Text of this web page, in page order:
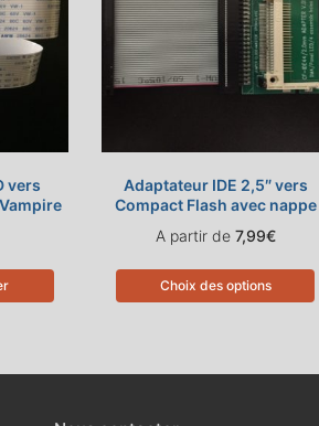
vers
Adaptateur IDE 2,5″ vers
Compact Flash avec nappe
A partir de 7,99€
Choix des options